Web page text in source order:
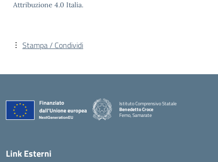
Attribuzione 4.0 Italia.
Stampa / Condividi
Istituto Comprensivo Statale
Benedetto Croce
Ferno, Samarate
Link Esterni